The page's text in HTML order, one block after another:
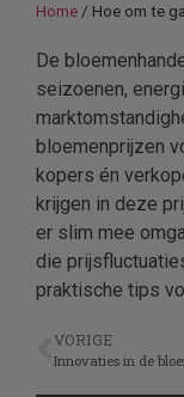
Home / Hoe om te
De
seizoenen,
bloemenprijzen
kopers én
krijgen in deze
er slim mee
die
praktische tips
VORIGE